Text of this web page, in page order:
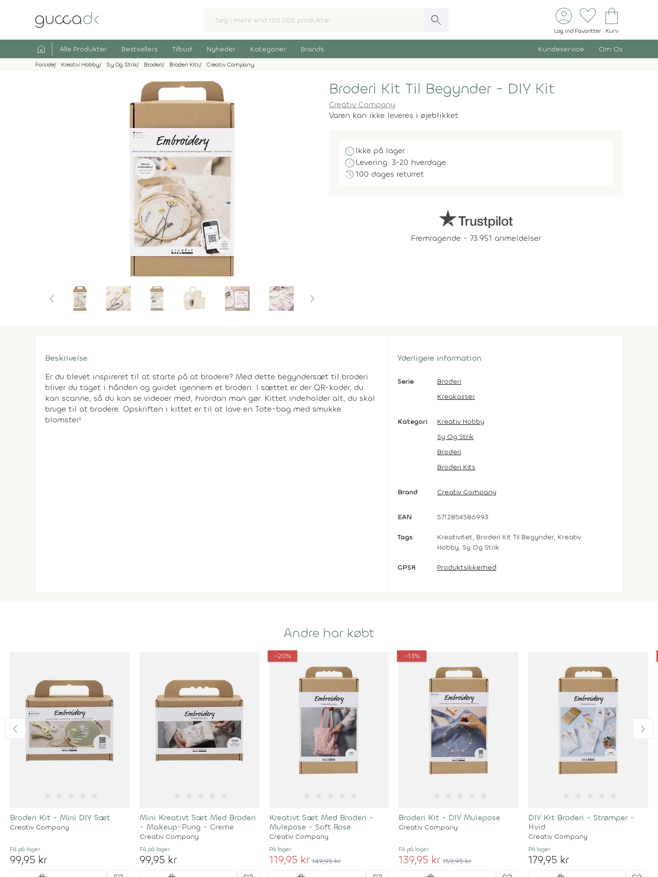
search account_circle
Log ind
favorite
Favoritter
shopping_bag
Kurv
home Alle Produkter Bestsellers Tilbud Nyheder Kategorier Brands Kundeservice Om Os
Forside Kreativ Hobby Sy Og Strik Broderi Broderi Kits Creativ Company
Broderi Kit Til Begynder - DIY Kit
Creativ Company
Varen kan ikke leveres i øjeblikket
block Ikke på lager
scheduleLevering: 3-20 hverdage
history100 dages returret
Fremragende - 73.951 anmeldelser
Beskrivelse
Er du blevet inspireret til at starte på at brodere? Med dette begyndersæt til broderi
bliver du taget i hånden og guidet igennem et broderi. I sættet er der QR-koder, du
kan scanne, så du kan se videoer med, hvordan man gør. Kittet indeholder alt, du skal
bruge til at brodere. Opskriften i kittet er til at lave en Tote-bag med smukke
blomster!
Yderligere information
Serie
Broderi
Kreakasser
Kategori
Kreativ Hobby
Sy Og Strik
Broderi
Broderi Kits
Brand Creativ Company
EAN 5712854586993
Tags
Kreativitet, Broderi Kit Til Begynder, Kreativ
Hobby, Sy Og Strik
GPSR Produktsikkerhed
Andre har købt
Broderi Kit - Mini DIY Sæt
Creativ Company
Få på lager
99,95 kr
Mini Kreativt Sæt Med Broderi
- Makeup-Pung - Creme
Creativ Company
Få på lager
99,95 kr
-20%
Kreativt Sæt Med Broderi -
Mulepose - Soft Rose
Creativ Company
På lager
119,95 kr 149,95 kr
-13%
Broderi Kit - DIY Mulepose
Creativ Company
Få på lager
139,95 kr 159,95 kr
DIY Kit Broderi - Strømper -
Hvid
Creativ Company
På lager
179,95 kr